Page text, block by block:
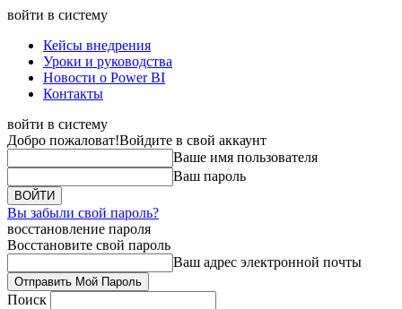
войти в систему
Кейсы внедрения
Уроки и руководства
Новости о Power BI
Контакты
войти в систему
Добро пожаловат!Войдите в свой аккаунт
Ваше имя пользователя
Ваш пароль
Вы забыли свой пароль?
восстановление пароля
Восстановите свой пароль
Ваш адрес электронной почты
Поиск